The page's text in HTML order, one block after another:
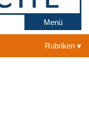
Menü
Rubriken